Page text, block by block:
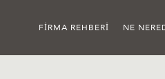
FIRMA REHBERI NE